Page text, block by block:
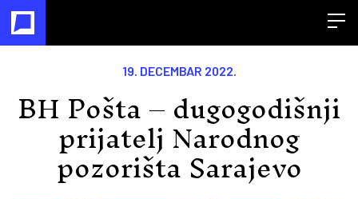
19. DECEMBAR 2022.
BH Pošta – dugogodišnji
prijatelj Narodnog
pozorišta Sarajevo